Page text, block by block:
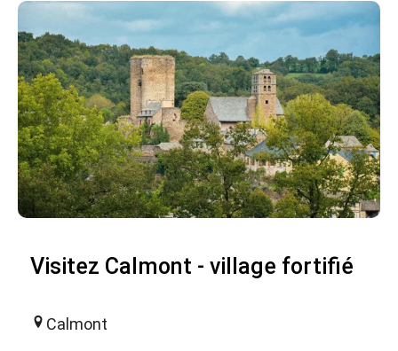
Visitez Calmont - village fortifié
Calmont